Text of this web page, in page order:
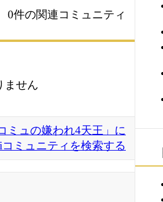
0件の関連コミュニティ
ません
ミュの嫌われ4天王」に
ミュニティを検索する